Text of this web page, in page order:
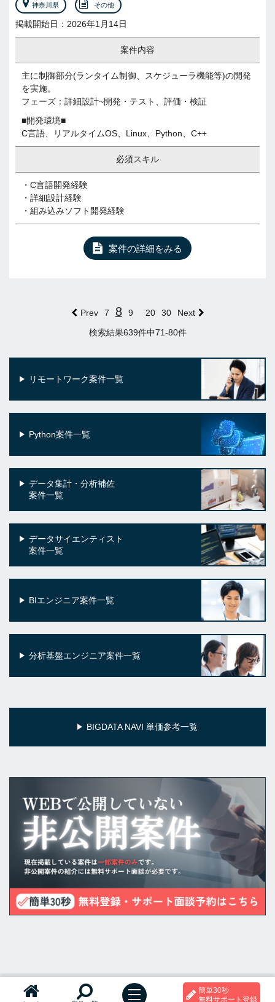
神奈川県 その他
掲載開始日：2026年1月14日
案件内容
主に制御部分(ランタイム制御、スケジューラ機能等)の開発
を実施。
フェーズ：詳細設計~開発・テスト、評価・検証
■開発環境■
C言語、リアルタイムOS、Linux、Python、C++
必須スキル
・C言語開発経験
・詳細設計経験
・組み込みソフト開発経験
案件の詳細をみる
Prev 7 8 9 20 30 Next
検索結果639件中71-80件
リモートワーク案件一覧
Python案件一覧
データ集計・分析補佐
案件一覧
データサイエンティスト
案件一覧
BIエンジニア案件一覧
分析基盤エンジニア案件一覧
BIGDATA NAVI 単価参考一覧
t
簡単30秒
無料サポート登録